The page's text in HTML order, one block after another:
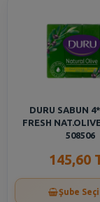
DURU SABUN
FRESH
508506
145,60
Şube